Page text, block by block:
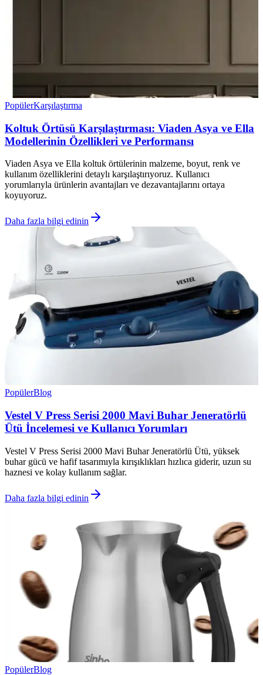
PopülerKarşılaştırma
Koltuk Örtüsü Karşılaştırması: Viaden Asya ve Ella
Modellerinin Özellikleri ve Performansı
Viaden Asya ve Ella koltuk örtülerinin malzeme, boyut, renk ve
kullanım özelliklerini detaylı karşılaştırıyoruz. Kullanıcı
yorumlarıyla ürünlerin avantajları ve dezavantajlarını ortaya
koyuyoruz.
Daha fazla bilgi edinin
PopülerBlog
Vestel V Press Serisi 2000 Mavi Buhar Jeneratörlü
Ütü İncelemesi ve Kullanıcı Yorumları
Vestel V Press Serisi 2000 Mavi Buhar Jeneratörlü Ütü, yüksek
buhar gücü ve hafif tasarımıyla kırışıklıkları hızlıca giderir, uzun su
haznesi ve kolay kullanım sağlar.
Daha fazla bilgi edinin
PopülerBlog